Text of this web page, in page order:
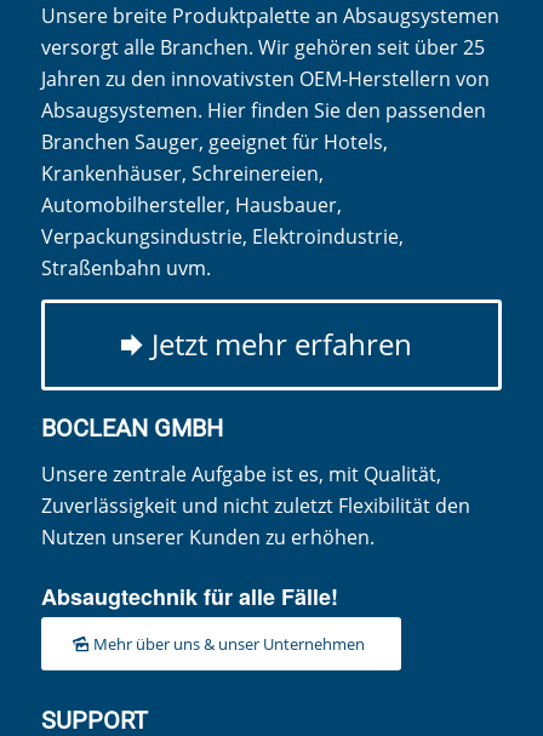
Unsere breite Produktpalette an Absaugsystemen
versorgt alle Branchen. Wir gehören seit über 25
Jahren zu den innovativsten OEM-Herstellern von
Absaugsystemen. Hier finden Sie den passenden
Branchen Sauger, geeignet für Hotels,
Krankenhäuser, Schreinereien,
Automobilhersteller, Hausbauer,
Verpackungsindustrie, Elektroindustrie,
Straßenbahn uvm.
Jetzt mehr erfahren
BOCLEAN GMBH
Unsere zentrale Aufgabe ist es, mit Qualität,
Zuverlässigkeit und nicht zuletzt Flexibilität den
Nutzen unserer Kunden zu erhöhen.
Absaugtechnik für alle Fälle!
Mehr über uns & unser Unternehmen
SUPPORT